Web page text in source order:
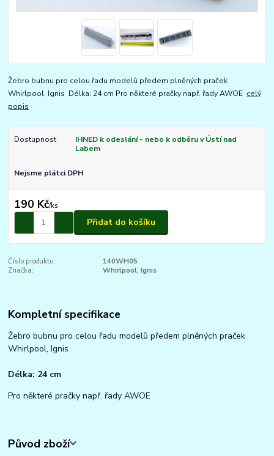
Žebro bubnu pro celou řadu modelů předem plněných praček
Whirlpool, Ignis Délka: 24 cm Pro některé pračky např. řady AWOE celý
popis
Dostupnost
IHNED k odeslání - nebo k odběru v Ústí nad
Labem
Nejsme plátci DPH
190 Kč/ks
Přidat do košíku
Číslo produktu:
140WH05
Značka:
Whirlpool, Ignis
Kompletní specifikace
Žebro bubnu pro celou řadu modelů předem plněných praček
Whirlpool, Ignis
Délka: 24 cm
Pro některé pračky např. řady AWOE
Původ zboží